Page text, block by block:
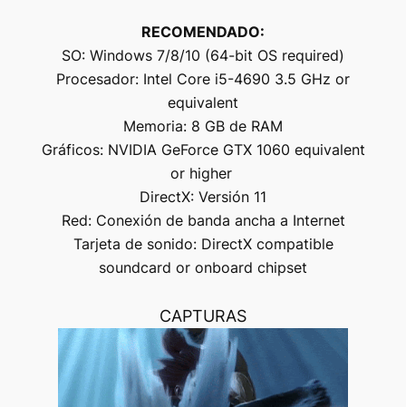
RECOMENDADO:
SO: Windows 7/8/10 (64-bit OS required)
Procesador: Intel Core i5-4690 3.5 GHz or
equivalent
Memoria: 8 GB de RAM
Gráficos: NVIDIA GeForce GTX 1060 equivalent
or higher
DirectX: Versión 11
Red: Conexión de banda ancha a Internet
Tarjeta de sonido: DirectX compatible
soundcard or onboard chipset
CAPTURAS